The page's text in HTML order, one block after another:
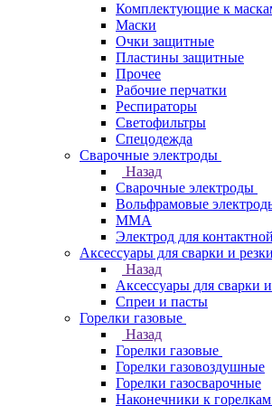
Комплектующие к
Маски
Очки защитные
Пластины защитные
Прочее
Рабочие перчатки
Респираторы
Светофильтры
Спецодежда
Сварочные электроды
Назад
Сварочные электроды
Вольфрамовые
ММА
Электрод для
Аксессуары для сварки и резки
Назад
Аксессуары для сварки
Спреи и пасты
Горелки газовые
Назад
Горелки газовые
Горелки газовоздушные
Горелки газосварочные
Наконечники к